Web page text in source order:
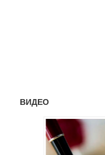
ВИДЕО